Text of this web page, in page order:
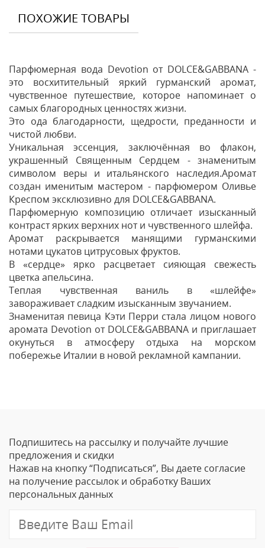
ПОХОЖИЕ ТОВАРЫ
Парфюмерная вода Devotion от DOLCE&GABBANА -
это восхитительный яркий гурманский аромат,
чувственное путешествие, которое напоминает о
самых благородных ценностях жизни.
Это ода благодарности, щедрости, преданности и
чистой любви.
Уникальная эссенция, заключённая во флакон,
украшенный Священным Сердцем - знаменитым
символом веры и итальянского наследия.Аромат
создан именитым мастером - парфюмером Оливье
Креспом эксклюзивно для DOLCE&GABBANA.
Парфюмерную композицию отличает изысканный
контраст ярких верхних нот и чувственного шлейфа.
Аромат раскрывается манящими гурманскими
нотами цукатов цитрусовых фруктов.
В «сердце» ярко расцветает сияющая свежесть
цветка апельсина.
Теплая чувственная ваниль в «шлейфе»
завораживает сладким изысканным звучанием.
Знаменитая певица Кэти Перри стала лицом нового
аромата Devotion от DOLCE&GABBANА и приглашает
окунуться в атмосферу отдыха на морском
побережье Италии в новой рекламной кампании.
Ваше Имя
Email
Подпишитесь на рассылку и получайте лучшие
предложения и скидки
Нажав на кнопку “Подписаться”, Вы даете согласие
на получение рассылок и обработку Ваших
персональных данных